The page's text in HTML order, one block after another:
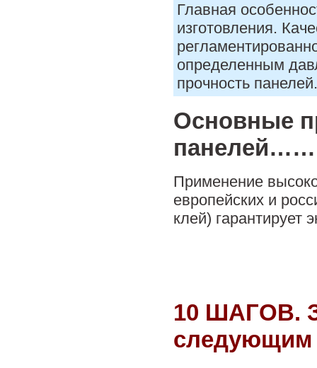
Главная
изготовления.
определенным
прочность панелей.
Основные
Применение
европейских и
клей) гарантирует
10 ШАГОВ.
следующим